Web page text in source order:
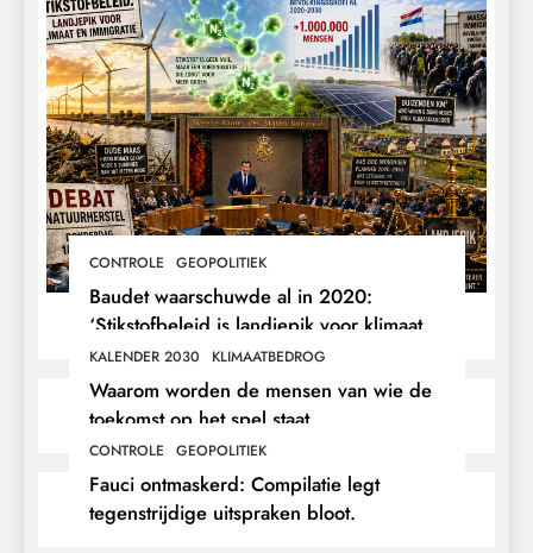
CONTROLE GEOPOLITIEK
Baudet waarschuwde al in 2020:
‘Stikstofbeleid is landjepik voor klimaat
en immigratie’.
KALENDER 2030 KLIMAATBEDROG
Waarom worden de mensen van wie de
toekomst op het spel staat,
buitengesloten?
CONTROLE GEOPOLITIEK
Fauci ontmaskerd: Compilatie legt
tegenstrijdige uitspraken bloot.